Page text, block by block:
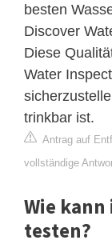
besten
Discover
Diese
Water
trinkbar ist.
Antrag auf
vollständige
Wie
testen?